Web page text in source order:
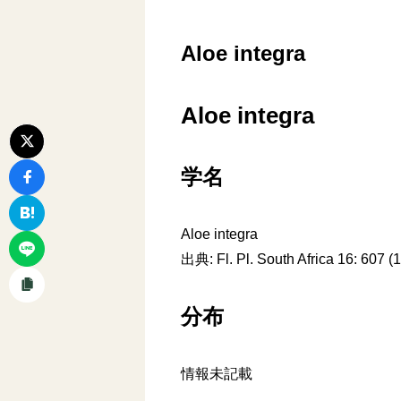
Aloe integra
Aloe integra
学名
Aloe integra
出典: Fl. Pl. South Africa 16: 607
分布
情報未記載